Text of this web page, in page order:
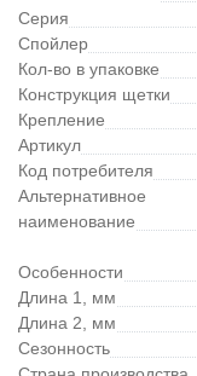
Серия
Спойлер
Кол-во в упаковке
Конструкция щетки
Крепление
Артикул
Код потребителя
Альтернативное
наименование
Особенности
Длина 1, мм
Длина 2, мм
Сезонность